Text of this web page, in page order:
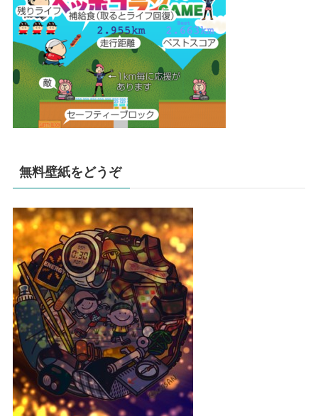
無料壁紙をどうぞ